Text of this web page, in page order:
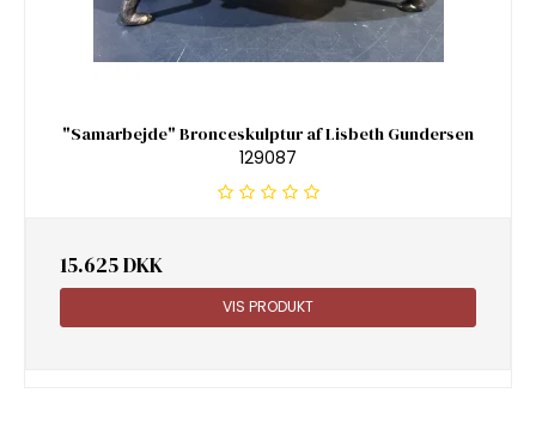
"Samarbejde" Bronceskulptur af Lisbeth Gundersen
129087
15.625 DKK
VIS PRODUKT